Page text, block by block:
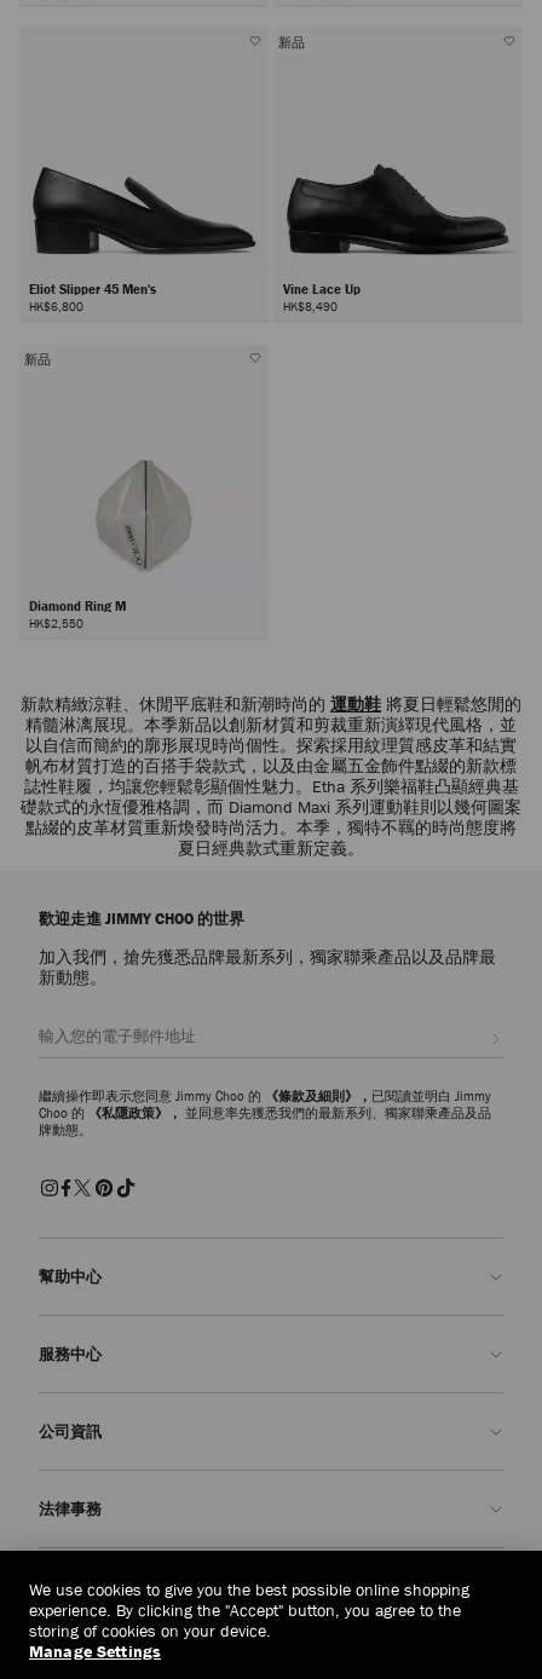
Eliot Slipper 45 Men's
HK$6,800
新品
Vine Lace Up
HK$8,490
新品
Diamond Ring M
HK$2,550
頁
新款精緻涼鞋、休閒平底鞋和新潮時尚的 運動鞋 將夏日輕鬆悠閒的
精髓淋漓展現。本季新品以創新材質和剪裁重新演繹現代風格，並
以自信而簡約的廓形展現時尚個性。探索採用紋理質感皮革和結實
帆布材質打造的百搭手袋款式，以及由金屬五金飾件點綴的新款標
誌性鞋履，均讓您輕鬆彰顯個性魅力。Etha 系列樂福鞋凸顯經典基
礎款式的永恆優雅格調，而 Diamond Maxi 系列運動鞋則以幾何圖案
點綴的皮革材質重新煥發時尚活力。本季，獨特不羈的時尚態度將
夏日經典款式重新定義。
歡迎走進 JIMMY CHOO 的世界
加入我們，搶先獲悉品牌最新系列，獨家聯乘產品以及品牌最
新動態。
繼續操作即表示您同意 Jimmy Choo 的 《條款及細則》， 已閱讀並明白 Jimmy
Choo 的
《私隱政策》， 並同意率先獲悉我們的最新系列、獨家聯乘產品及品
牌動態。
幫助中心
常見問題解答
申請退貨
送貨
服務中心
定制服務
保修服務
公司資訊
我們的歷史
我們的影響與責任
我們的影響
法律事務
條款與條件
被遺忘權
中國台灣(HK$)
We use cookies to give you the best possible online shopping
experience. By clicking the "Accept" button, you agree to the
storing of cookies on your device.
Manage Settings